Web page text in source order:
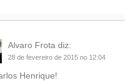
Alvaro Frota diz:
28 de fevereiro de 2015 no 12:04
Henrique!